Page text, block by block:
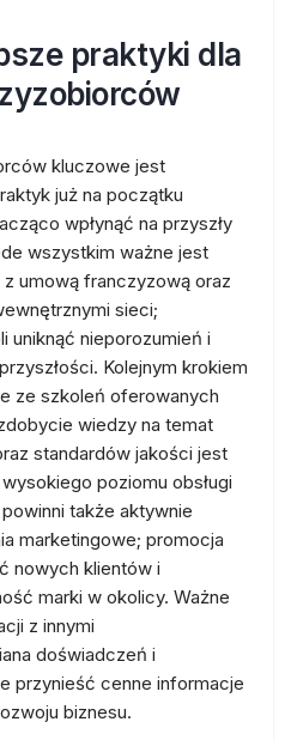
praktyki dla
kluczowe jest
już na początku
wpłynąć na przyszły
wszystkim ważne jest
z umową franczyzową oraz
sieci;
uniknąć nieporozumień i
Kolejnym krokiem
ze szkoleń oferowanych
wiedzy na temat
standardów jakości jest
poziomu obsługi
także aktywnie
marketingowe; promocja
nowych klientów i
marki w okolicy. Ważne
z innymi
doświadczeń i
przynieść cenne informacje
biznesu.